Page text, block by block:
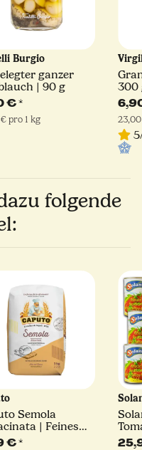
Burgio
ganzer
| 90 g
€*
pro 1 kg
300
folgende
Semola
| Feines
| 1kg
€*
400